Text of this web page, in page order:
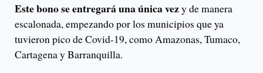
Este bono se entregará una única vezy de manera
escalonada, empezando por los municipios que ya
tuvieron pico de Covid-19, como Amazonas, Tumaco,
Cartagena y Barranquilla.